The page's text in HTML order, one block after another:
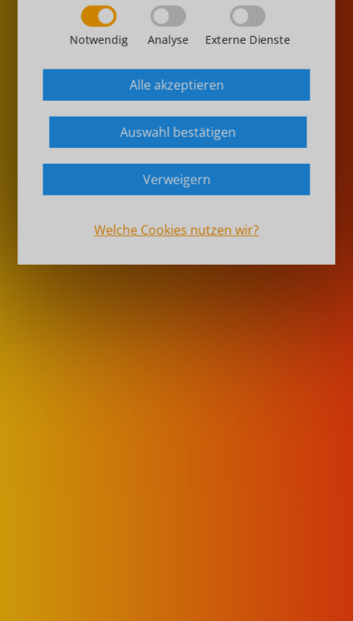
Notwendig Analyse Externe Dienste
Auswahl bestätigen
Verweigern
Alle akzeptieren
Welche Cookies nutzen wir?